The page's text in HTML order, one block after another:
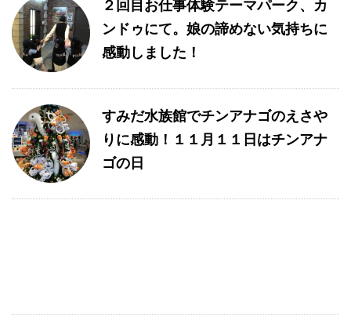
２回目お仕事体験テーマパーク、カ
ンドゥにて。娘の諦めない気持ちに
感動しました！
すみだ水族館でチンアナゴのえさや
りに感動！１１月１１日はチンアナ
ゴの日